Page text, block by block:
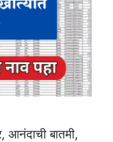
आनंदाची बातमी,